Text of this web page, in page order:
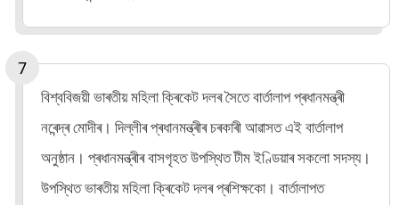
বিশ্ববিজয়ী ভাৰতীয় মহিলা ক্ৰিকেট দলৰ সৈতে বাৰ্তালাপ প্ৰধানমন্ত্ৰী
নৰেন্দ্ৰ মোদীৰ। দিল্লীৰ প্ৰধানমন্ত্ৰীৰ চৰকাৰী আৱাসত এই বাৰ্তালাপ
অনুষ্ঠান। প্ৰধানমন্ত্ৰীৰ বাসগৃহত উপস্থিত টীম ইণ্ডিয়াৰ সকলো সদস্য।
উপস্থিত ভাৰতীয় মহিলা ক্ৰিকেট দলৰ প্ৰশিক্ষকো। বাৰ্তালাপত